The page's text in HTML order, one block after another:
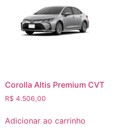
Corolla Altis Premium CVT
R$ 4.506,00
Adicionar ao carrinho